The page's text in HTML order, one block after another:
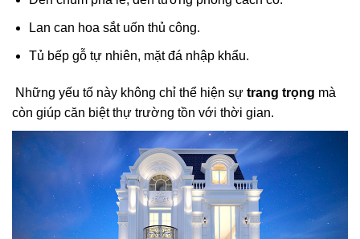
Lan can hoa sắt uốn thủ công.
Tủ bếp gỗ tự nhiên, mặt đá nhập khẩu.
Những yếu tố này không chỉ thể hiện sự trang trọng mà
còn giúp căn biệt thự trường tồn với thời gian.